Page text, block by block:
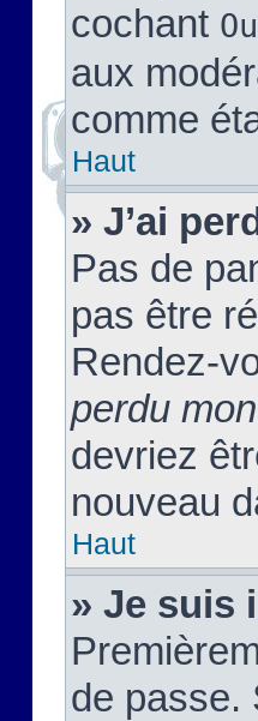
cochant
aux
comme
Haut
» J’ai
Pas de
pas être
Rendez-
perdu
devriez
nouveau
Haut
» Je suis
de passe.